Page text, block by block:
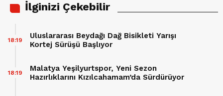
İlginizi Çekebilir
Uluslararası Beydağı Dağ Bisikleti Yarışı
Kortej Sürüşü Başlıyor
18:19
Malatya Yeşilyurtspor, Yeni Sezon
Hazırlıklarını Kızılcahamam’da Sürdürüyor
18:19